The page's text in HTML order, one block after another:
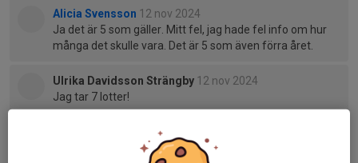
Alicia Svensson 12 nov 2024
Ja det är 5 som gäller. Mitt fel, jag hade fel info om hur
många det skulle vara. Det är 5 som även förra året.
Ulrika Davidsson Strängby 12 nov 2024
Jag tar 7 lotter!